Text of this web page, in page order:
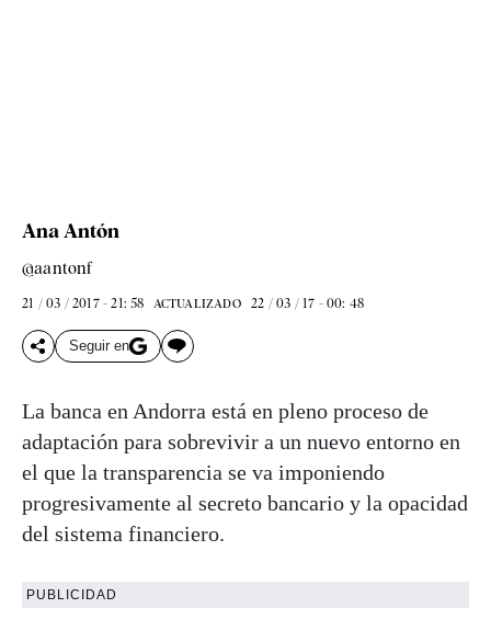
Ana Antón
@aantonf
21 / 03 / 2017 - 21: 58 ACTUALIZADO 22 / 03 / 17 - 00: 48
Seguir en
La banca en Andorra está en pleno proceso de
adaptación para sobrevivir a un nuevo entorno en
el que la transparencia se va imponiendo
progresivamente al secreto bancario y la opacidad
del sistema financiero.
PUBLICIDAD